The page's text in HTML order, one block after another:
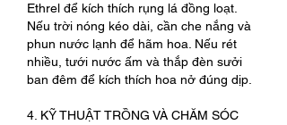
Ethrel để kích thích rụng lá đồng loạt.
Nếu trời nóng kéo dài, cần che nắng và
phun nước lạnh để hãm hoa. Nếu rét
nhiều, tưới nước ấm và thắp đèn sưởi
ban đêm để kích thích hoa nở đúng dịp.
4. KỸ THUẬT TRỒNG VÀ CHĂM SÓC